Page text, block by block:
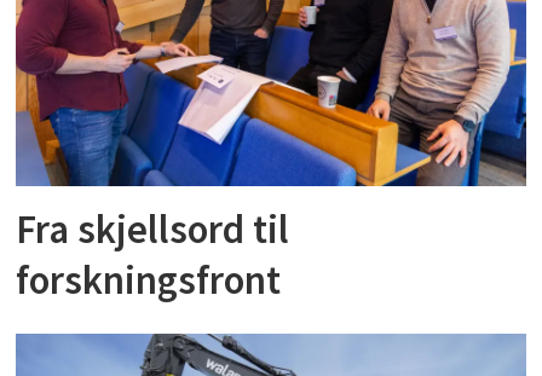
Fra skjellsord til
forskningsfront